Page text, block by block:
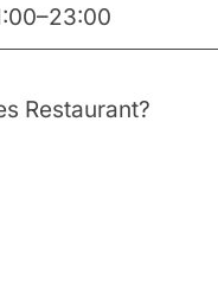
Restaurant?